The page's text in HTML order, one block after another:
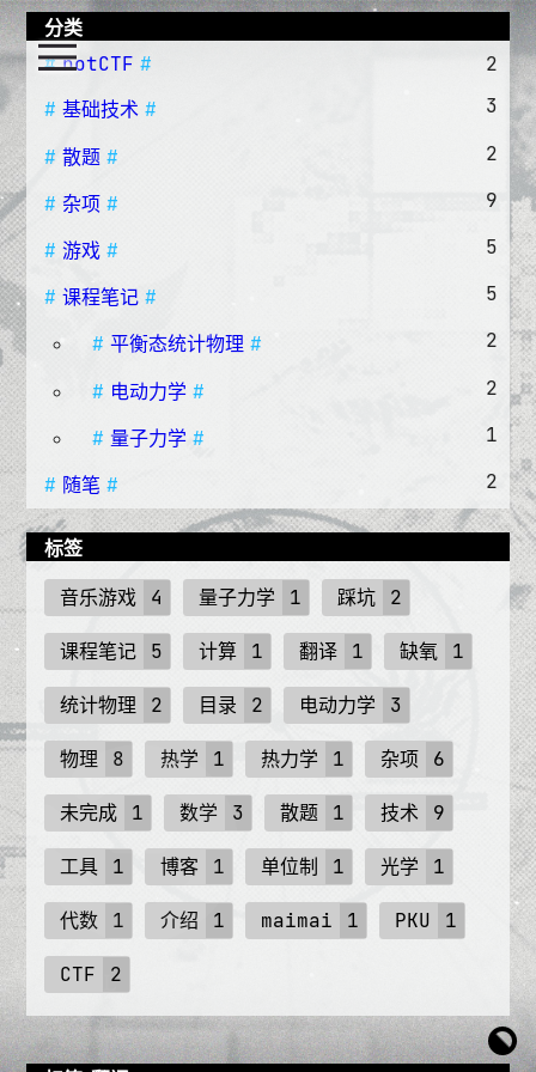
分类
notCTF
2
基础技术
3
散题 2
杂项 9
游戏 5
课程笔记 5
平衡态统计物理 2
电动力学 2
量子力学 1
随笔 2
标签
音乐游戏 4 量子力学 1 踩坑 2
课程笔记 5 计算 1 翻译 1 缺氧 1
统计物理 2 目录 2 电动力学 3
物理 8 热学 1 热力学 1 杂项 6
未完成 1 数学 3 散题 1 技术 9
工具 1 博客 1 单位制 1 光学 1
代数 1 介绍 1 maimai 1 PKU 1
CTF 2